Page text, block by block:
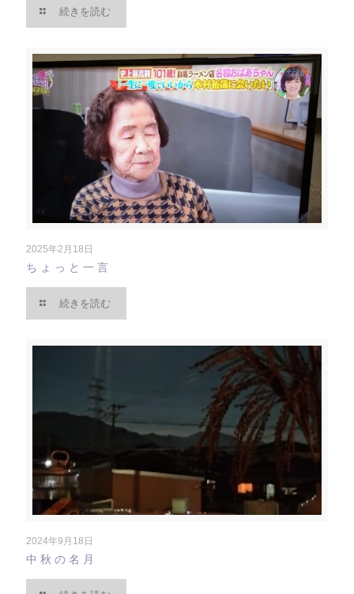
続きを読む
2025年2月18日
ちょっと一言
続きを読む
2024年9月18日
中秋の名月